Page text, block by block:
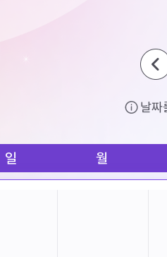
날짜
일 월